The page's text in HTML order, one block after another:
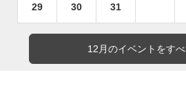
29 30 31
12月のイベントをす